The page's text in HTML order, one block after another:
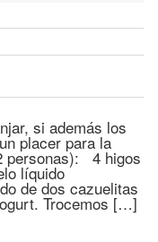
si además los
placer para la
personas): 4 higos
líquido
de dos cazuelitas
Trocemos […]